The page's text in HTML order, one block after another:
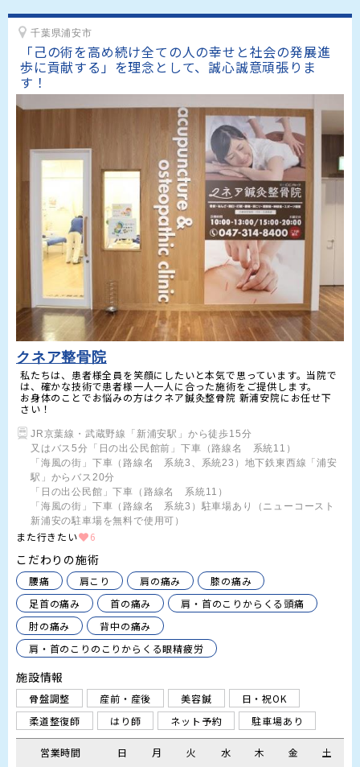
千葉県浦安市
「己の術を高め続け全ての人の幸せと社会の発展進
歩に貢献する」を理念として、誠心誠意頑張りま
す！
クネア整骨院
私たちは、患者様全員を笑顔にしたいと本気で思っています。当院で
は、確かな技術で患者様一人一人に合った施術をご提供します。
お身体のことでお悩みの方はクネア鍼灸整骨院 新浦安院にお任せ下
さい！
JR京葉線・武蔵野線「新浦安駅」から徒歩15分
又はバス5分「日の出公民館前」下車（路線名　系統11）
「海風の街」下車（路線名　系統3、系統23）地下鉄東西線「浦安
駅」からバス20分
「日の出公民館」下車（路線名　系統11）
「海風の街」下車（路線名　系統3）駐車場あり（ニューコースト
新浦安の駐車場を無料で使用可）
また行きたい 6
こだわりの施術
腰痛 肩こり 肩の痛み
膝の痛み
足首の痛み
首の痛み
肩・首のこりからくる頭痛
肘の痛み
背中の痛み
肩・首のこりのこりからくる眼精疲労
施設情報
骨盤調整 産前・産後 美容鍼
日・祝OK
柔道整復師
はり師 ネット予約 駐車場あり
営業時間 日 月 火 水 木 金 土